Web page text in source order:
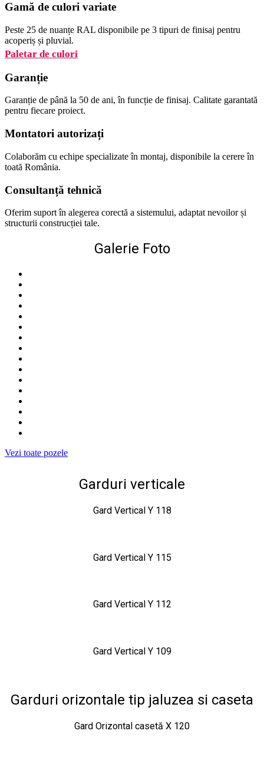
Gamă de culori variate
Peste 25 de nuanțe RAL disponibile pe 3 tipuri de finisaj pentru
acoperiș și pluvial.
Paletar de culori
Garanție
Garanție de până la 50 de ani, în funcție de finisaj. Calitate garantată
pentru fiecare proiect.
Montatori autorizați
Colaborăm cu echipe specializate în montaj, disponibile la cerere în
toată România.
Consultanță tehnică
Oferim suport în alegerea corectă a sistemului, adaptat nevoilor și
structurii construcției tale.
Galerie Foto
Vezi toate pozele
Garduri verticale
Gard Vertical Y 118
Gard Vertical Y 115
Gard Vertical Y 112
Gard Vertical Y 109
Garduri orizontale tip jaluzea si caseta
Gard Orizontal casetă X 120